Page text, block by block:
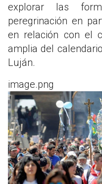
explorar las
peregrinación en
en relación con el
amplia del
Luján.
image.png